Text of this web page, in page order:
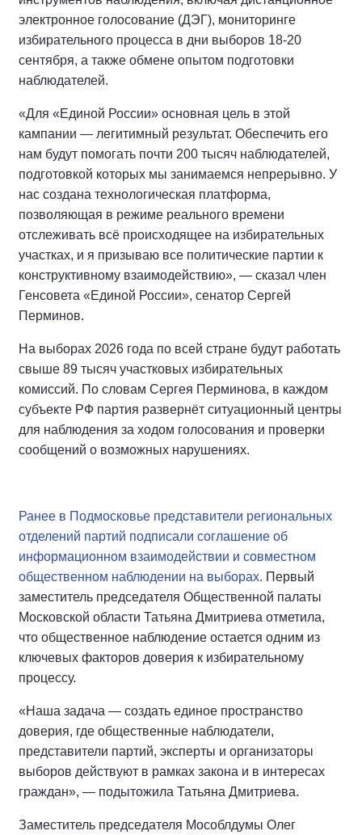
электронное голосование (ДЭГ), мониторинге
избирательного процесса в дни выборов 18-20
сентября, а также обмене опытом подготовки
наблюдателей.
«Для «Единой России» основная цель в этой
кампании — легитимный результат. Обеспечить его
нам будут помогать почти 200 тысяч наблюдателей,
подготовкой которых мы занимаемся непрерывно. У
нас создана технологическая платформа,
позволяющая в режиме реального времени
отслеживать всё происходящее на избирательных
участках, и я призываю все политические партии к
конструктивному взаимодействию», — сказал член
Генсовета «Единой России», сенатор Сергей
Перминов.
На выборах 2026 года по всей стране будут работать
свыше 89 тысяч участковых избирательных
комиссий. По словам Сергея Перминова, в каждом
субъекте РФ партия развернёт ситуационный центры
для наблюдения за ходом голосования и проверки
сообщений о возможных нарушениях.
Ранее в Подмосковье представители региональных
отделений партий подписали соглашение об
информационном взаимодействии и совместном
общественном наблюдении на выборах. Первый
заместитель председателя Общественной палаты
Московской области Татьяна Дмитриева отметила,
что общественное наблюдение остается одним из
ключевых факторов доверия к избирательному
процессу.
«Наша задача — создать единое пространство
доверия, где общественные наблюдатели,
представители партий, эксперты и организаторы
выборов действуют в рамках закона и в интересах
граждан», — подытожила Татьяна Дмитриева.
Заместитель председателя Мособлдумы Олег